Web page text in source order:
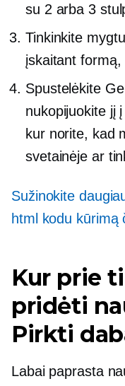
su 2 arba 3
Tinkinkite
įskaitant
Spustelėkite
nukopijuokite jį
kur norite, kad
svetainėje ar
Sužinokite
html kodu kūrimą
Kur prie
pridėti
Pirkti
Labai paprasta